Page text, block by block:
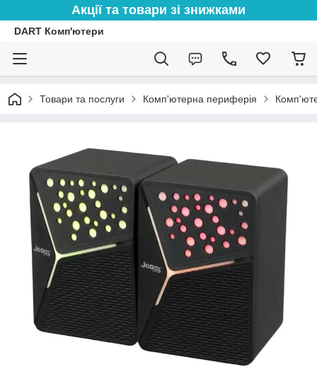
Акції та товари зі знижками
DART Комп'ютери
Товари та послуги Комп'ютерна периферія